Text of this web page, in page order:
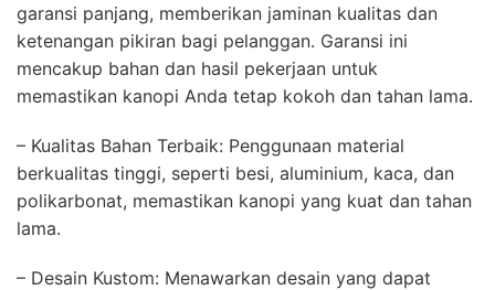
garansi panjang, memberikan jaminan kualitas dan
ketenangan pikiran bagi pelanggan. Garansi ini
mencakup bahan dan hasil pekerjaan untuk
memastikan kanopi Anda tetap kokoh dan tahan lama.
– Kualitas Bahan Terbaik: Penggunaan material
berkualitas tinggi, seperti besi, aluminium, kaca, dan
polikarbonat, memastikan kanopi yang kuat dan tahan
lama.
– Desain Kustom: Menawarkan desain yang dapat